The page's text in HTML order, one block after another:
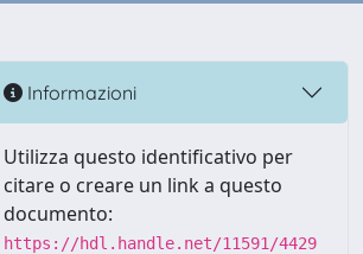
Informazioni
Utilizza questo identificativo per
citare o creare un link a questo
documento:
https://hdl.handle.net/11591/4429